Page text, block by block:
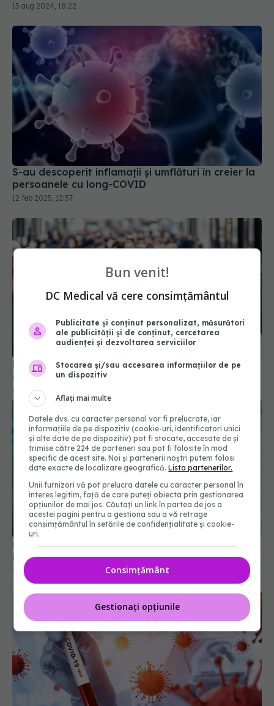
15 aug 2024, 18:22
S-au descoperit inflamaţii și umflături în creier la
persoanele cu long-COVID
12 feb 2025, 12:57
Evoluția COVID-19 în România. Datele surpriză
care dau peste cap previziunile specialiștilor
07 oct 2025, 16:23
COVID, impact pe termen lung asupra sistemului
imunitar. Schimbările sunt semnificative
04 aug 2024, 11:26
Bun venit!
DC Medical vă cere consimțământul
Publicitate și conținut personalizat, măsurători
ale publicității și de conținut, cercetarea
audienței și dezvoltarea serviciilor
Stocarea și/sau accesarea informațiilor de pe
un dispozitiv
Aflați mai multe
Datele dvs. cu caracter personal vor fi prelucrate, iar
informațiile de pe dispozitiv (cookie-uri, identificatori unici
și alte date de pe dispozitiv) pot fi stocate, accesate de și
trimise către 224 de parteneri sau pot fi folosite în mod
specific de acest site. Noi și partenerii noștri putem folosi
date exacte de localizare geografică.Lista partenerilor.
Unii furnizori vă pot prelucra datele cu caracter personal în
interes legitim, față de care puteți obiecta prin gestionarea
opțiunilor de mai jos. Căutați un link în partea de jos a
acestei pagini pentru a gestiona sau a vă retrage
consimțământul în setările de confidențialitate și cookie-
uri.
Consimțământ
Gestionați opțiunile